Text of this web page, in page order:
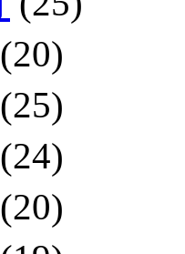
(20)
(25)
(24)
(20)